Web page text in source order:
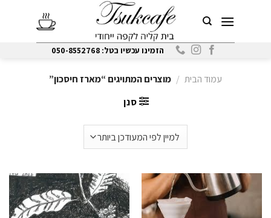
הזמינו עכשיו בטל: 050-8552768
עמוד הבית / מוצרים המתויגים “מארז חיסכון”
סנן